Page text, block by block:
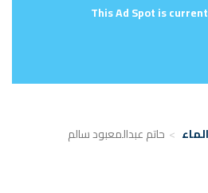
This Ad Spot is
حاتم عبدالمعبود سالم